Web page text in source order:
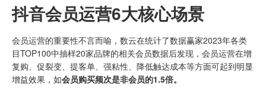
抖音会员运营6大核心场景
会员运营的重要性不言而喻，数云在统计了数据赢家2023年各类
目TOP100中抽样20家品牌的相关会员数据后发现，会员运营在增
复购、促裂变、提客单、强粘性、降低触达成本等方面可起到明显
增益效果，如会员购买频次是非会员的1.5倍。